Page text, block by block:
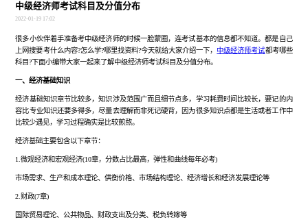
中级经济师考试科目及分值分布
2022-01-19 17:02
很多小伙伴着手准备考中级经济师的时候一脸蒙圈，连考试基本的信息都不知道。都是自己
上网搜要考什么内容?怎么学?哪里找资料?今天就给大家介绍一下， 中级经济师考试都考哪些
科目?下面小编带大家一起来了解中级经济师考试科目及分值分布。
一、经济基础知识
经济基础知识章节比较多，知识涉及范围广而且细节点多，学习耗费时间比较长，要记的内
容比专业知识还要多得多，尽量去理解而非死记硬背，因为很多知识点都是生活或者工作中
比较少遇见，学习过程确实是比较煎熬。
经济基础主要包含以下章节：
1.微观经济和宏观经济(10章，分数占比最高，弹性和曲线每年必考)
市场需求、生产和成本理论、供衡价格、市场结构理论、经济增长和经济发展理论等
2.财政(7章)
国际贸易理论、公共物品、财政支出及分类、税负转嫁等